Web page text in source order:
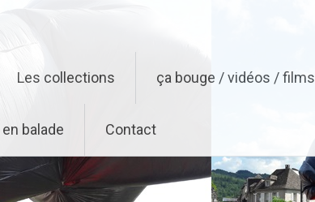
Les collections ça bouge / vidéos / films
en balade Contact